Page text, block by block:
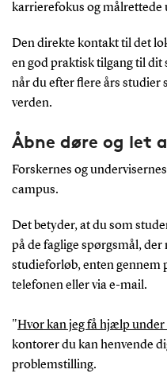
karrierefokus og målrettede
Den direkte kontakt til det
en god praktisk tilgang til
når du efter flere års studier
verden.
Åbne døre og let
Forskernes og
campus.
Det betyder, at du som
på de faglige spørgsmål,
studieforløb, enten gennem
telefonen eller via e-mail.
"Hvor kan jeg få hjælp
kontorer du kan henvende
problemstilling.